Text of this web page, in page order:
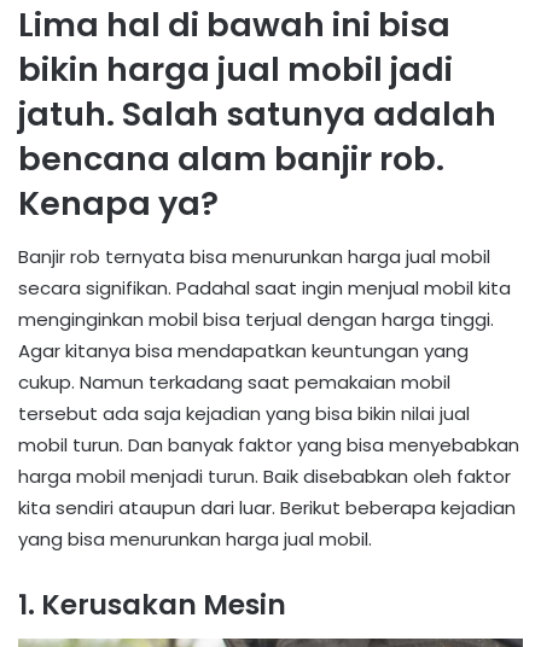
Lima hal di bawah ini bisa
bikin harga jual mobil jadi
jatuh. Salah satunya adalah
bencana alam banjir rob.
Kenapa ya?
Banjir rob ternyata bisa menurunkan harga jual mobil
secara signifikan. Padahal saat ingin menjual mobil kita
menginginkan mobil bisa terjual dengan harga tinggi.
Agar kitanya bisa mendapatkan keuntungan yang
cukup. Namun terkadang saat pemakaian mobil
tersebut ada saja kejadian yang bisa bikin nilai jual
mobil turun. Dan banyak faktor yang bisa menyebabkan
harga mobil menjadi turun. Baik disebabkan oleh faktor
kita sendiri ataupun dari luar. Berikut beberapa kejadian
yang bisa menurunkan harga jual mobil.
1. Kerusakan Mesin